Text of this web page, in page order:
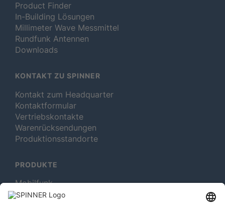
Product Finder
In-Building Lösungen
Millimeter Wave Messmittel
Rundfunk Antennen
Downloads
KONTAKT ZU SPINNER
Kontakt zum Headquarter
Kontaktformular
Vertriebskontakte
Warenrücksendungen
Produktionsstandorte
PRODUKTE
Mobilfunk
Rotating Solutions